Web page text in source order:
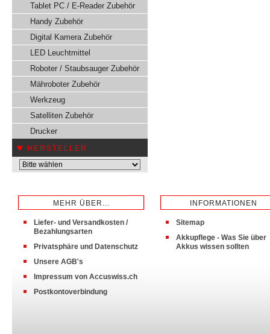
Tablet PC / E-Reader Zubehör
Handy Zubehör
Digital Kamera Zubehör
LED Leuchtmittel
Roboter / Staubsauger Zubehör
Mähroboter Zubehör
Werkzeug
Satelliten Zubehör
Drucker
HERSTELLER
MEHR ÜBER...
Liefer- und Versandkosten /
Bezahlungsarten
Privatsphäre und Datenschutz
Unsere AGB's
Impressum von Accuswiss.ch
Postkontoverbindung
INFORMATIONEN
Sitemap
Akkupflege - Was Sie über
Akkus wissen sollten